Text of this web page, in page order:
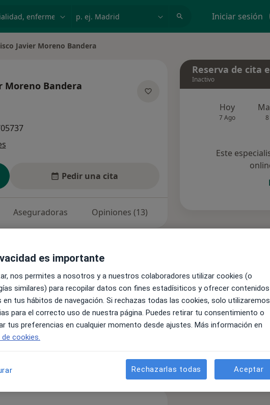
Iniciar sesión
ciudadJavier Moreno Bandera
Moreno Bandera
Pedir una cita
Aseguradoras Opiniones (13)
Reserva de cita
Inactivo
Hoy
7 Ago
Este
es importante
nos permites a nosotros y a nuestros colaboradores utilizar cookies (o
similares) para recopilar datos con fines estadísiticos y ofrecer contenidos
en tus hábitos de navegación. Si rechazas todas las cookies, solo
para el correcto uso de nuestra página. Puedes retirar tu consentimiento o
tus preferencias en cualquier momento desde ajustes. Más información en
cookies.
Rechazarlas todas Aceptar